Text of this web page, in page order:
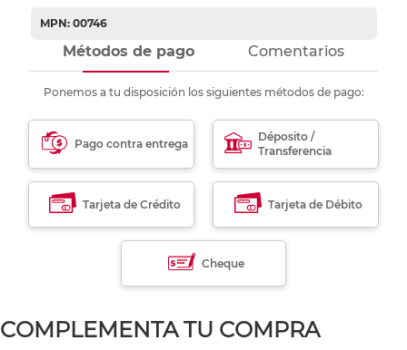
MPN: 00746
Métodos de pago Comentarios
Ponemos a tu disposición los siguientes métodos de pago:
Pago contra entrega
Déposito /
Transferencia
Tarjeta de Crédito Tarjeta de Débito
Cheque
COMPLEMENTA TU COMPRA